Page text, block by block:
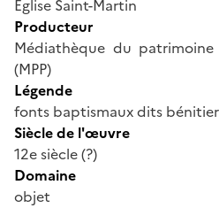
Église Saint-Martin
Producteur
Médiathèque du
(MPP)
Légende
fonts baptismaux dits
Siècle de l'œuvre
12e siècle (?)
Domaine
objet